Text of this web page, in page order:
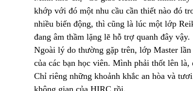
khớp với đó một nhu cầu cần thiết nào đó
nhiều biến động, thì cũng là lúc một lớp
đang âm thầm lặng lẽ hỗ trợ quanh đây vậy.
Ngoài lý do thường gặp trên, lớp Master
của các bạn học viên. Mình phải thốt lên là,
Chỉ riêng những khoảnh khắc an hòa và